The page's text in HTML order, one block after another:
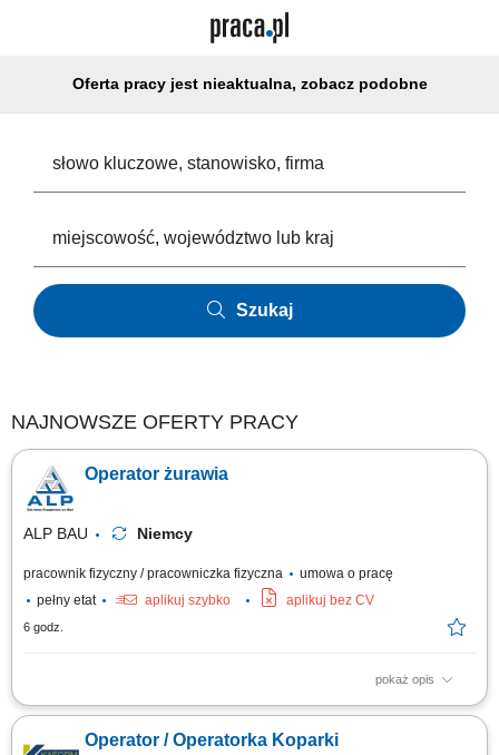
Oferta pracy jest nieaktualna, zobacz podobne
Szukaj
NAJNOWSZE OFERTY PRACY
Operator żurawia
ALP BAU Niemcy
pracownik fizyczny / pracowniczka fizyczna
umowa o pracę
pełny etat
aplikuj szybko aplikuj bez CV
6 godz.
pokaż opis
Zakres obowiązków: obsługa żurawia wieżowego; praca w systemie
język niemiecki? - mile widziane; Pracowałeś już w Niemczech ? - To
Operator / Operatorka Koparki